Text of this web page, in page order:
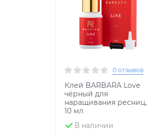
0 отзывов
Клей BARBARA Love
чёрный для
наращивания ресниц,
10 мл
В наличии